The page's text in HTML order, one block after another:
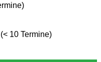
10 Termine)